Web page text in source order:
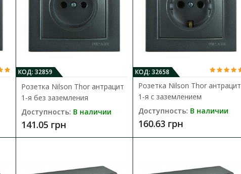
Выключатель Nilson Touran черный 1кл
Доступность: В наличии
Выключатель Nilson Touran устанавливается в сеть с переменным
153.83 грн
Выключатель Nilson Touran черный 2кл
КОД: 32859
Розетка Nilson Thor антрацит
1-я без заземления
Доступность: В наличии
141.05 грн
КОД: 32658
Розетка Nilson Thor антрацит
1-я с заземлением
Доступность: В наличии
160.63 грн